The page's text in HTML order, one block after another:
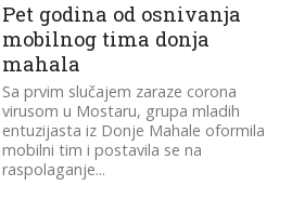
Pet godina od osnivanja
mobilnog tima donja
mahala
Sa prvim slučajem zaraze corona
virusom u Mostaru, grupa mladih
entuzijasta iz Donje Mahale oformila
mobilni tim i postavila se na
raspolaganje...